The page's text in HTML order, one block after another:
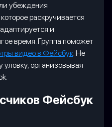
убеждения
раскручивается
и
время. Группа поможет
видео в Фейсбук. Не
уловку, организовывая
Фейсбук